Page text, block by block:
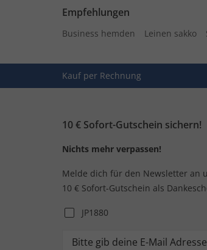
Empfehlungen
Business hemden Leinen sakko
Kauf per Rechnung
10 € Sofort-Gutschein sichern!
Nichts mehr verpassen!
Melde dich für den Newsletter an
10 € Sofort-Gutschein als
JP1880